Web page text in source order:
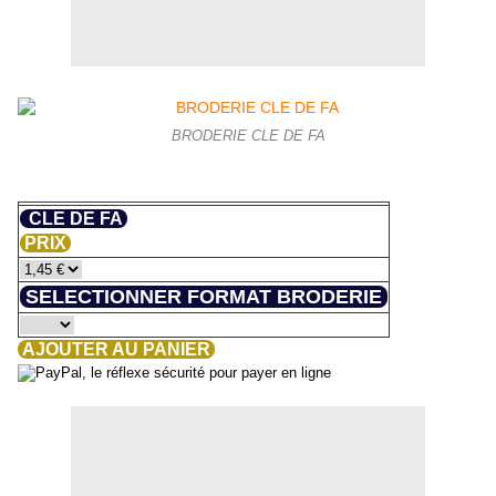
BRODERIE CLE DE FA
CLE DE FA
PRIX
SELECTIONNER FORMAT BRODERIE
AJOUTER AU PANIER